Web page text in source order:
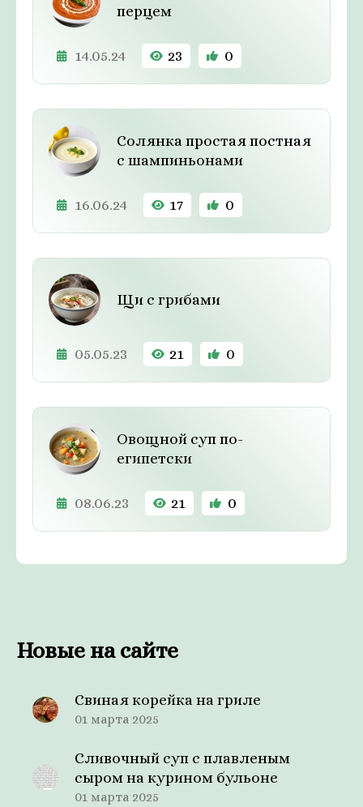
перцем
14.05.24 23 0
Солянка простая постная
с шампиньонами
16.06.24 17 0
Щи с грибами
05.05.23 21 0
Овощной суп по-
египетски
08.06.23 21 0
Новые на сайте
Свиная корейка на гриле
01 марта 2025
Сливочный суп с плавленым
сыром на курином бульоне
01 марта 2025